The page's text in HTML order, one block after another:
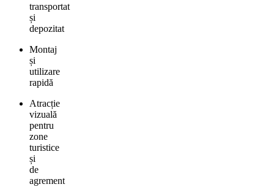
transportat
și
depozitat
Montaj
și
utilizare
rapidă
Atracție
vizuală
pentru
zone
turistice
și
de
agrement